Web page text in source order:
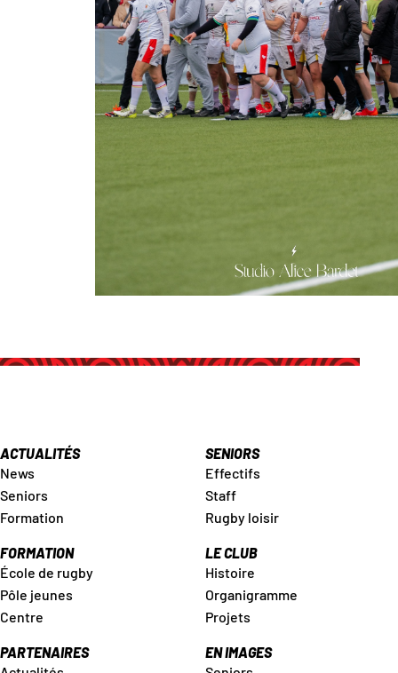
ACTUALITÉS
News
Seniors
Formation
SENIORS
Effectifs
Staff
Rugby loisir
FORMATION
École de rugby
Pôle jeunes
Centre
LE CLUB
Histoire
Organigramme
Projets
PARTENAIRES
EN IMAGES